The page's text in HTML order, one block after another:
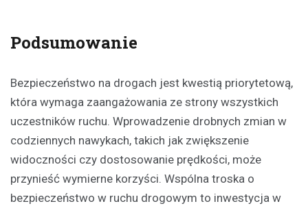
Podsumowanie
Bezpieczeństwo na drogach jest kwestią priorytetową,
która wymaga zaangażowania ze strony wszystkich
uczestników ruchu. Wprowadzenie drobnych zmian w
codziennych nawykach, takich jak zwiększenie
widoczności czy dostosowanie prędkości, może
przynieść wymierne korzyści. Wspólna troska o
bezpieczeństwo w ruchu drogowym to inwestycja w